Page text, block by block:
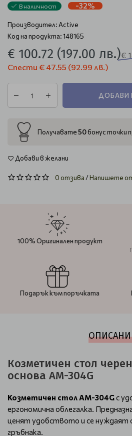
В наличност -32%
Производител: Active
Код на продукта: 148165
€ 100.72 (197.00 лв.)€
Спести € 47.55 (92.99 лв.)
ДОБАВИ
Получавате50бонус точки
Добави в желани
0 отзива/Напишете
100% Оригинален продукт
Подарък към поръчката
Козметичен стол
основа AM-304G
Козметичен стол AM-304Gс
ергономична облегалка.
ценят удобството и се нуждаят
гръбнака.